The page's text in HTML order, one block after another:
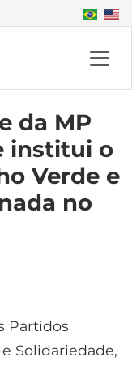
da MP
institui o
Verde e
no
Partidos
Solidariedade,